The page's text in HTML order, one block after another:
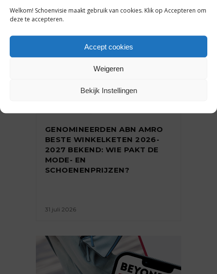
Welkom! Schoenvisie maakt gebruik van cookies. Klik op Accepteren om
deze te accepteren.
Accept cookies
Weigeren
Bekijk Instellingen
GENOMINEERDEN ABN AMRO
BESTE WINKELKETEN 2026-
2027 BEKEND: WIE PAKT DE
MODE- EN
SCHOENENPRIJZEN?
31 juli 2026